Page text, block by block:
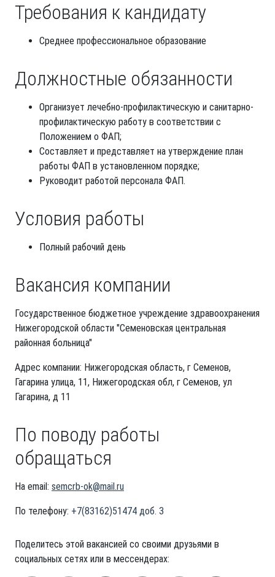
Требования к кандидату
Среднее профессиональное образование
Должностные обязанности
Организует лечебно-профилактическую и санитарно-
профилактическую работу в соответствии с
Положением о ФАП;
Составляет и представляет на утверждение план
работы ФАП в установленном порядке;
Руководит работой персонала ФАП.
Условия работы
Полный рабочий день
Вакансия компании
Государственное бюджетное учреждение здравоохранения
Нижегородской области "Семеновская центральная
районная больница"
Адрес компании: Нижегородская область, г Семенов,
Гагарина улица, 11, Нижегородская обл, г Семенов, ул
Гагарина, д 11
По поводу работы
обращаться
На email: semcrb-ok@mail.ru
По телефону: +7(83162)51474 доб. 3
Поделитесь этой вакансией со своими друзьями в
социальных сетях или в мессендерах: